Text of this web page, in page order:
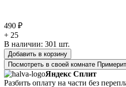
490 ₽
+ 25
В наличии: 301 шт.
Добавить в корзину
Посмотреть в своей комнате
Яндекс Сплит
Разбить оплату на части без